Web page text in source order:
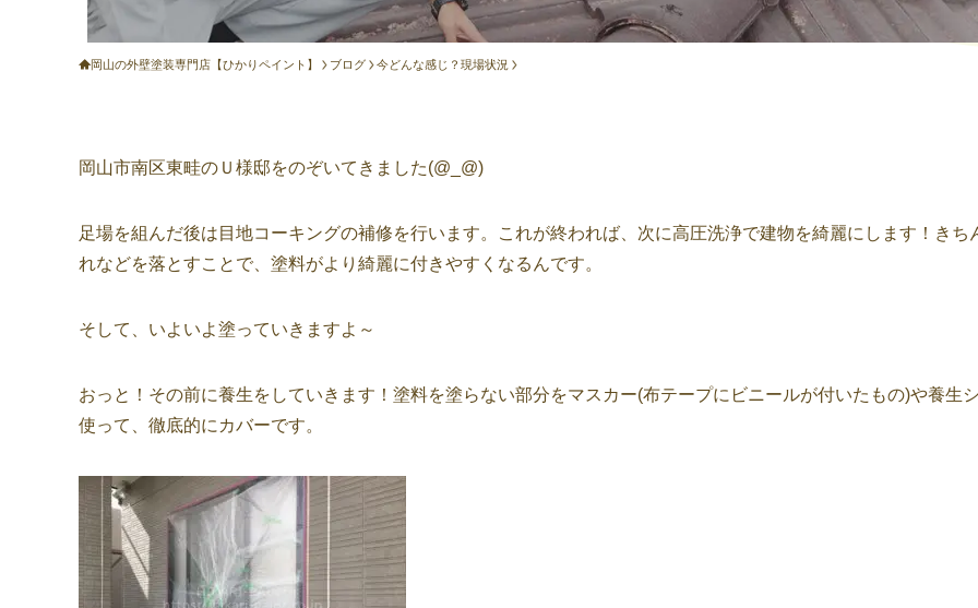
岡山の外壁塗装専門店【ひかりペイント】 ブログ 今どんな感じ？現場状況
岡山市南区東畦のＵ様邸をのぞいてきました(@_@)
足場を組んだ後は目地コーキングの補修を行います。これが終われば、次に高圧洗浄で建物を綺麗にします！きち
れなどを落とすことで、塗料がより綺麗に付きやすくなるんです。
そして、いよいよ塗っていきますよ～
おっと！その前に養生をしていきます！塗料を塗らない部分をマスカー(布テープにビニールが付いたもの)や養生
使って、徹底的にカバーです。